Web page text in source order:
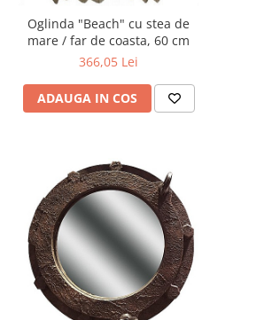
Oglinda "Beach" cu stea de
mare / far de coasta, 60 cm
366,05 Lei
ADAUGA IN COS